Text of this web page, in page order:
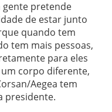
gente pretende
de estar junto
quando tem
tem mais pessoas,
para eles
corpo diferente,
Aegea tem
presidente.